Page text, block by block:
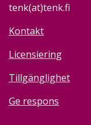
tenk(at)tenk.fi
Kontakt
Licensiering
Tillgänglighet
Ge respons